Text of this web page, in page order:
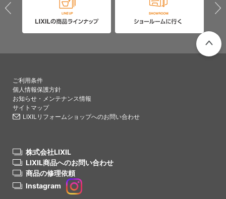
ご利用条件
個人情報保護方針
お知らせ・メンテナンス情報
サイトマップ
LIXILリフォームショップへのお問い合わせ
株式会社LIXIL
LIXIL商品へのお問い合わせ
商品の修理依頼
Instagram